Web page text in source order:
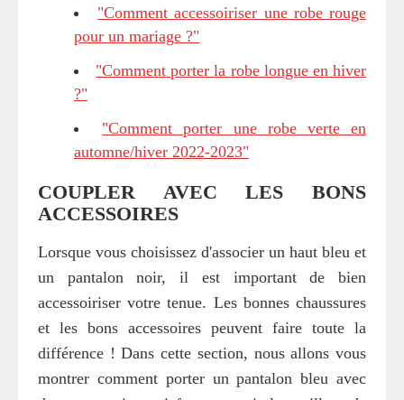
"Comment accessoiriser une robe rouge
pour un mariage ?"
"Comment porter la robe longue en hiver
?"
"Comment porter une robe verte en
automne/hiver 2022-2023"
COUPLER AVEC LES BONS
ACCESSOIRES
Lorsque vous choisissez d'associer un haut bleu et
un pantalon noir, il est important de bien
accessoiriser votre tenue. Les bonnes chaussures
et les bons accessoires peuvent faire toute la
différence ! Dans cette section, nous allons vous
montrer comment porter un pantalon bleu avec